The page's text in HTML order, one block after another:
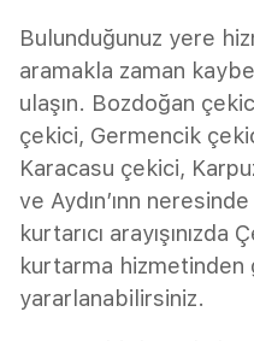
Bulunduğunuz yere
aramakla zaman
ulaşın. Bozdoğan
çekici, Germencik
Karacasu çekici,
ve Aydın’ınn
kurtarıcı arayışınızda
kurtarma hizmetinden
yararlanabilirsiniz.